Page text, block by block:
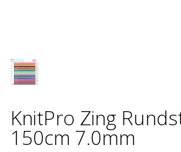
KnitPro Zing
150cm 7.0mm